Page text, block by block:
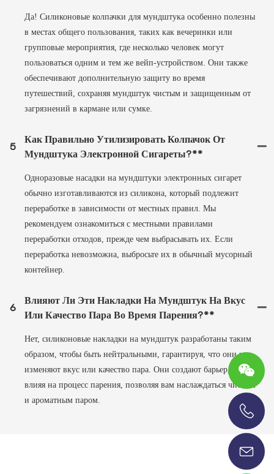
Да! Силиконовые колпачки для мундштука особенно полезны
в местах общего пользования, таких как вечеринки или
групповые мероприятия, где несколько человек могут
пользоваться одним и тем же вейп-устройством. Они также
обеспечивают дополнительную защиту во время
путешествий, сохраняя мундштук чистым и защищенным от
загрязнений в кармане или сумке.
5
Как Правильно Утилизировать Колпачок От
Мундштука Электронной Сигареты?**
Одноразовые насадки на мундштуки электронных сигарет
обычно изготавливаются из силикона, который подлежит
переработке в зависимости от местных правил. Мы
рекомендуем ознакомиться с местными правилами
переработки отходов, прежде чем выбрасывать их. Если
переработка невозможна, выбросьте их в обычный мусорный
контейнер.
6
Влияют Ли Эти Накладки На Мундштук На Вкус
Или Качество Пара Во Время Парения?**
Нет, силиконовые накладки на мундштук разработаны таким
образом, чтобы быть нейтральными, гарантируя, что они не
изменяют вкус или качество пара. Они создают барьер, не
влияя на процесс парения, позволяя вам наслаждаться чистым
и ароматным паром.